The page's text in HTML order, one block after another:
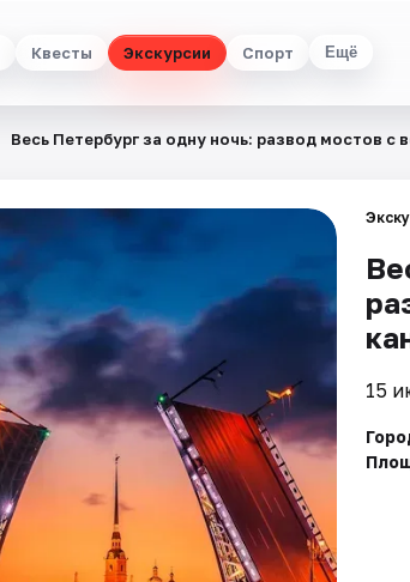
Квесты Экскурсии Спорт Ещё
Весь Петербург за одну ночь: развод мостов с
15